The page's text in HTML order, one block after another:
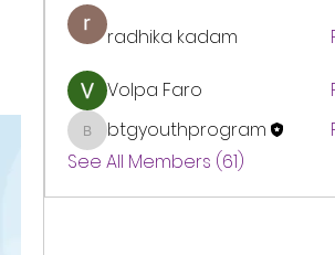
radhika kadam
Volpa Faro
btgyouthprogram
btgyouthprogram
See All Members (61)